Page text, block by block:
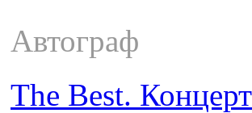
Автограф
The Best.